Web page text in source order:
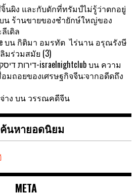
นผิง และกับดักที่ทรัมป์ไม่รู้ว่าตกอยู่
น ร้านขายของชำยักษ์ใหญ่ของ
เดิล
บน กิติมา อมรทัต ไร่นาน อรุณรังษี
ร่วมสมัย (3)
דירות דיסקרטיות בבאר שבע-israelnightclubบน ความ
มถอยของเศรษฐกิจจีน:จากอดีดถึง
าง บน วรรณคดีจีน
นหายอดนิยม
META